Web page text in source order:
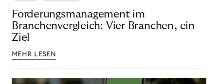
Forderungsmanagement im
Branchenvergleich: Vier Branchen, ein
Ziel
MEHR LESEN